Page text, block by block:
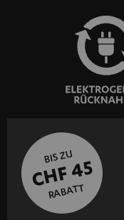
BIS ZU
CHF 45
RABATT